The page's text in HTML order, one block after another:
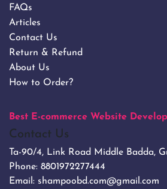
FAQs
Articles
Contact Us
Return & Refund
About Us
How to Order?
Best E-commerce Website
Contact Us
Ta-90/4, Link Road Middle Badda,
Phone: 8801972277444
Email: shampoobd.com@gmail.com